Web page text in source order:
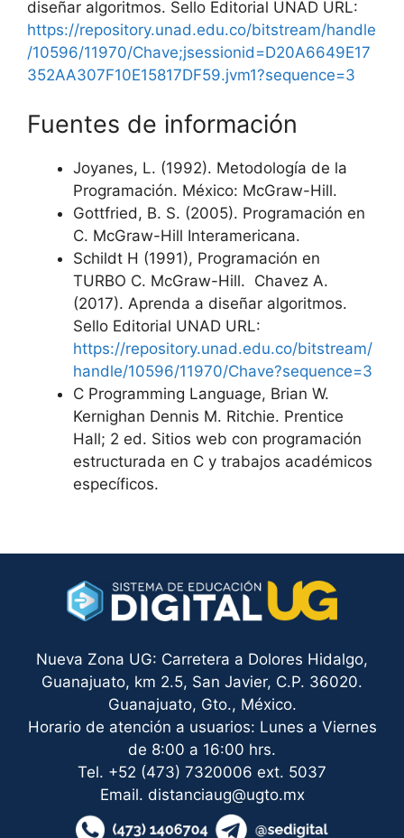
diseñar algoritmos. Sello Editorial UNAD URL:
https://repository.unad.edu.co/bitstream/handle
/10596/11970/Chave;jsessionid=D20A6649E17
352AA307F10E15817DF59.jvm1?sequence=3
Fuentes de información
Joyanes, L. (1992). Metodología de la
Programación. México: McGraw-Hill.
Gottfried, B. S. (2005). Programación en
C. McGraw-Hill Interamericana.
Schildt H (1991), Programación en
TURBO C. McGraw-Hill. Chavez A.
(2017). Aprenda a diseñar algoritmos.
Sello Editorial UNAD URL:
https://repository.unad.edu.co/bitstream/
handle/10596/11970/Chave?sequence=3
C Programming Language, Brian W.
Kernighan Dennis M. Ritchie. Prentice
Hall; 2 ed. Sitios web con programación
estructurada en C y trabajos académicos
específicos.
Nueva Zona UG: Carretera a Dolores Hidalgo,
Guanajuato, km 2.5, San Javier, C.P. 36020.
Guanajuato, Gto., México.
Horario de atención a usuarios: Lunes a Viernes
de 8:00 a 16:00 hrs.
Tel. +52 (473) 7320006 ext. 5037
Email. distanciaug@ugto.mx